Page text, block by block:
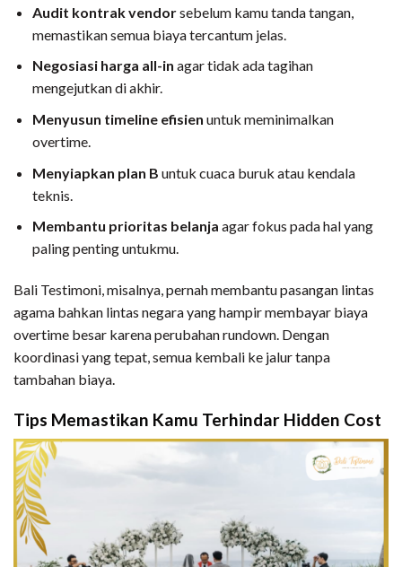
Audit kontrak vendorsebelum kamu tanda tangan,
memastikan semua biaya tercantum jelas.
Negosiasi harga all-in agar tidak ada tagihan
mengejutkan di akhir.
Menyusun timeline efisien untuk meminimalkan
overtime.
Menyiapkan plan B untuk cuaca buruk atau kendala
teknis.
Membantu prioritas belanja agar fokus pada hal yang
paling penting untukmu.
Bali Testimoni, misalnya, pernah membantu pasangan lintas
agama bahkan lintas negara yang hampir membayar biaya
overtime besar karena perubahan rundown. Dengan
koordinasi yang tepat, semua kembali ke jalur tanpa
tambahan biaya.
Tips Memastikan Kamu Terhindar Hidden Cost